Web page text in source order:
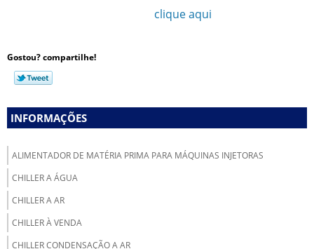
clique aqui
Gostou? compartilhe!
INFORMAÇÕES
ALIMENTADOR DE MATÉRIA PRIMA PARA MÁQUINAS INJETORAS
CHILLER A ÁGUA
CHILLER A AR
CHILLER À VENDA
CHILLER CONDENSAÇÃO A AR